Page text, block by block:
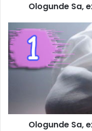
t
r
ó
n
Ologunde Sa,
Ologunde Sa,